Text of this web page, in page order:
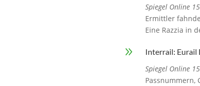
Spiegel Online
Ermittler
Eine Razzia in
9
Interrail: Eurail
Spiegel Online
Passnummern,